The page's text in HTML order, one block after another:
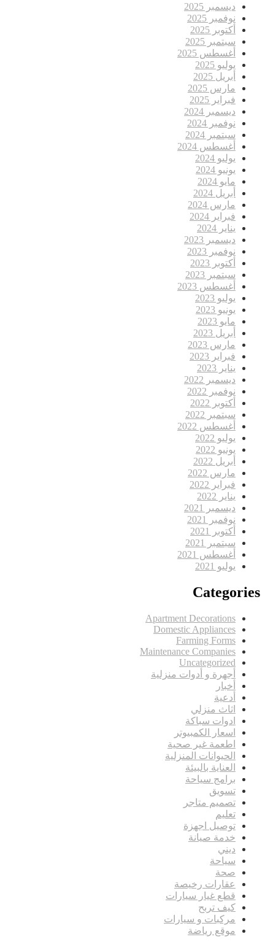
ديسمبر 2025
نوفمبر 2025
أكتوبر 2025
سبتمبر 2025
أغسطس 2025
يوليو 2025
أبريل 2025
مارس 2025
فبراير 2025
ديسمبر 2024
نوفمبر 2024
سبتمبر 2024
أغسطس 2024
يوليو 2024
يونيو 2024
مايو 2024
أبريل 2024
مارس 2024
فبراير 2024
يناير 2024
ديسمبر 2023
نوفمبر 2023
أكتوبر 2023
سبتمبر 2023
أغسطس 2023
يوليو 2023
يونيو 2023
مايو 2023
أبريل 2023
مارس 2023
فبراير 2023
يناير 2023
ديسمبر 2022
نوفمبر 2022
أكتوبر 2022
سبتمبر 2022
أغسطس 2022
يوليو 2022
يونيو 2022
أبريل 2022
مارس 2022
فبراير 2022
يناير 2022
ديسمبر 2021
نوفمبر 2021
أكتوبر 2021
سبتمبر 2021
أغسطس 2021
يوليو 2021
Categories
Apartment Decorations
Domestic Appliances
Farming Forms
Maintenance Companies
Uncategorized
أجهرة و أدوات منزلية
أخبار
أدعية
اثاث منزلي
ادوات سباكة
اسعار الكمبيوتر
اطعمة غير صحية
الحيوانات المنزلية
العناية بالبيئة
برامج سياحة
تسويق
تصميم متاجر
تعليم
توصيل اجهزة
خدمة صيانة
ديني
سياحة
صحة
عقارات رخيصة
قطع غيار سيارات
كيف تربح
مركبات و سيارات
موقع رياضة